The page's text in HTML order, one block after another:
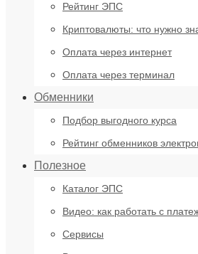
Рейтинг ЭПС
Криптовалюты: что нужно
Оплата через интернет
Оплата через терминал
Обменники
Подбор выгодного курса
Рейтинг обменников
Полезное
Каталог ЭПС
Видео: как работать с
Сервисы